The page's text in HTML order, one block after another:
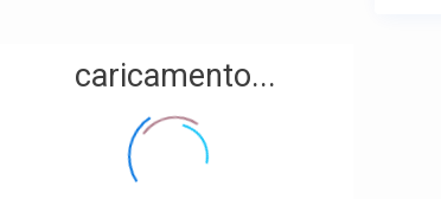
caricamento...